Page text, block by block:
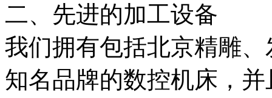
二、先进的加工设备
我们拥有包括北京精雕
知名品牌的数控机床，